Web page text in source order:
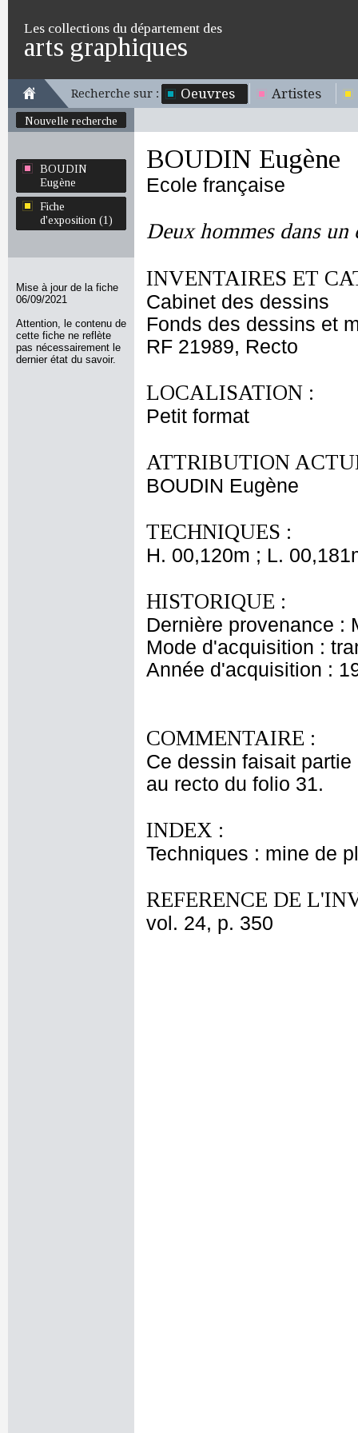
Les collections du département des
arts graphiques
Recherche sur : Oeuvres Artistes
Nouvelle recherche
BOUDIN
Eugène
Fiche
d'exposition (1)
Mise à jour de la fiche
06/09/2021
Attention, le contenu de
cette fiche ne reflète
pas nécessairement le
dernier état du savoir.
BOUDIN Eugène
Ecole française
Deux hommes dans un
INVENTAIRES ET
Cabinet des dessins
Fonds des dessins et
RF 21989, Recto
LOCALISATION :
Petit format
ATTRIBUTION
BOUDIN Eugène
TECHNIQUES :
H. 00,120m ; L.
HISTORIQUE :
Dernière provenance :
Mode d'acquisition :
Année d'acquisition :
COMMENTAIRE :
Ce dessin faisait
au recto du folio 31.
INDEX :
Techniques : mine de
REFERENCE DE
vol. 24, p. 350